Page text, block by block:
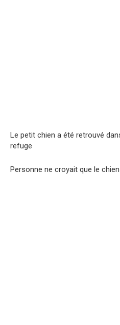
Le petit chien a été retrouvé
refuge
Personne ne croyait que le